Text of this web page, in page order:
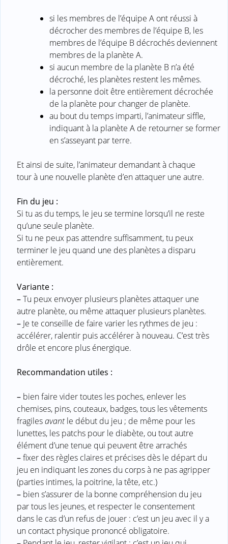
si les membres de l’équipe A ont réussi à
décrocher des membres de l’équipe B, les
membres de l’équipe B décrochés deviennent
membres de la planète A.
si aucun membre de la planète B n’a été
décroché, les planètes restent les mêmes.
la personne doit être entièrement décrochée
de la planète pour changer de planète.
au bout du temps imparti, l’animateur siffle,
indiquant à la planète A de retourner se former
en s’asseyant par terre.
Et ainsi de suite, l’animateur demandant à chaque
tour à une nouvelle planète d’en attaquer une autre.
Fin du jeu :
Si tu as du temps, le jeu se termine lorsqu’il ne reste
qu’une seule planète.
Si tu ne peux pas attendre suffisamment, tu peux
terminer le jeu quand une des planètes a disparu
entièrement.
Variante :
–Tu peux envoyer plusieurs planètes attaquer une
autre planète, ou même attaquer plusieurs planètes.
– Je te conseille de faire varier les rythmes de jeu :
accélérer, ralentir puis accélérer à nouveau. C’est très
drôle et encore plus énergique.
Recommandation utiles :
– bien faire vider toutes les poches, enlever les
chemises, pins, couteaux, badges, tous les vêtements
fragilesavantle début du jeu ; de même pour les
lunettes, les patchs pour le diabète, ou tout autre
élément d’une tenue qui peuvent être arrachés
–fixer des règles claires et précises dès le départ du
jeu en indiquant les zones du corps à ne pas agripper
(parties intimes, la poitrine, la tête, etc.)
– bien s’assurer de la bonne compréhension du jeu
par tous les jeunes, et respecter le consentement
dans le cas d’un refus de jouer : c’est un jeu avec il y a
un contact physique prononcé obligatoire.